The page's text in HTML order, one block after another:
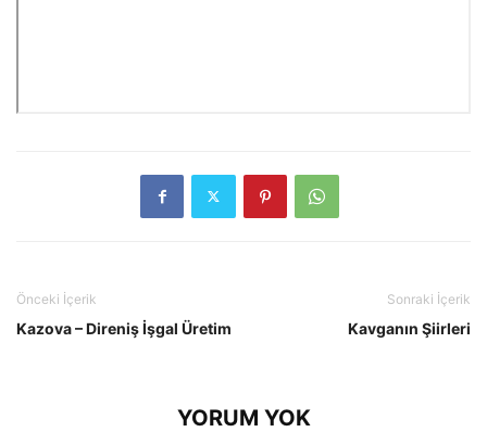
Önceki İçerik
Kazova – Direniş İşgal Üretim
Sonraki İçerik
Kavganın Şiirleri
YORUM YOK